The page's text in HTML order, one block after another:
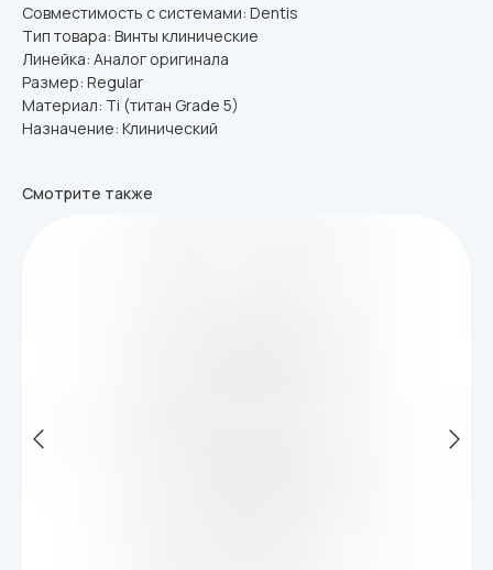
Совместимость с системами: Dentis
Тип товара: Винты клинические
Линейка: Аналог оригинала
Размер: Regular
Материал: Ti (титан Grade 5)
Назначение: Клинический
Смотрите также